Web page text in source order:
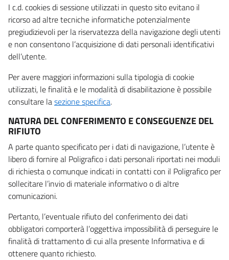
I c.d. cookies di sessione utilizzati in questo sito evitano il
ricorso ad altre tecniche informatiche potenzialmente
pregiudizievoli per la riservatezza della navigazione degli utenti
e non consentono l’acquisizione di dati personali identificativi
dell’utente.
Per avere maggiori informazioni sulla tipologia di cookie
utilizzati, le finalità e le modalità di disabilitazione è possibile
consultare lasezione specifica.
NATURA DEL CONFERIMENTO E CONSEGUENZE DEL
RIFIUTO
A parte quanto specificato per i dati di navigazione, l’utente è
libero di fornire al Poligrafico i dati personali riportati nei moduli
di richiesta o comunque indicati in contatti con il Poligrafico per
sollecitare l’invio di materiale informativo o di altre
comunicazioni.
Pertanto, l’eventuale rifiuto del conferimento dei dati
obbligatori comporterà l’oggettiva impossibilità di perseguire le
finalità di trattamento di cui alla presente Informativa e di
ottenere quanto richiesto.